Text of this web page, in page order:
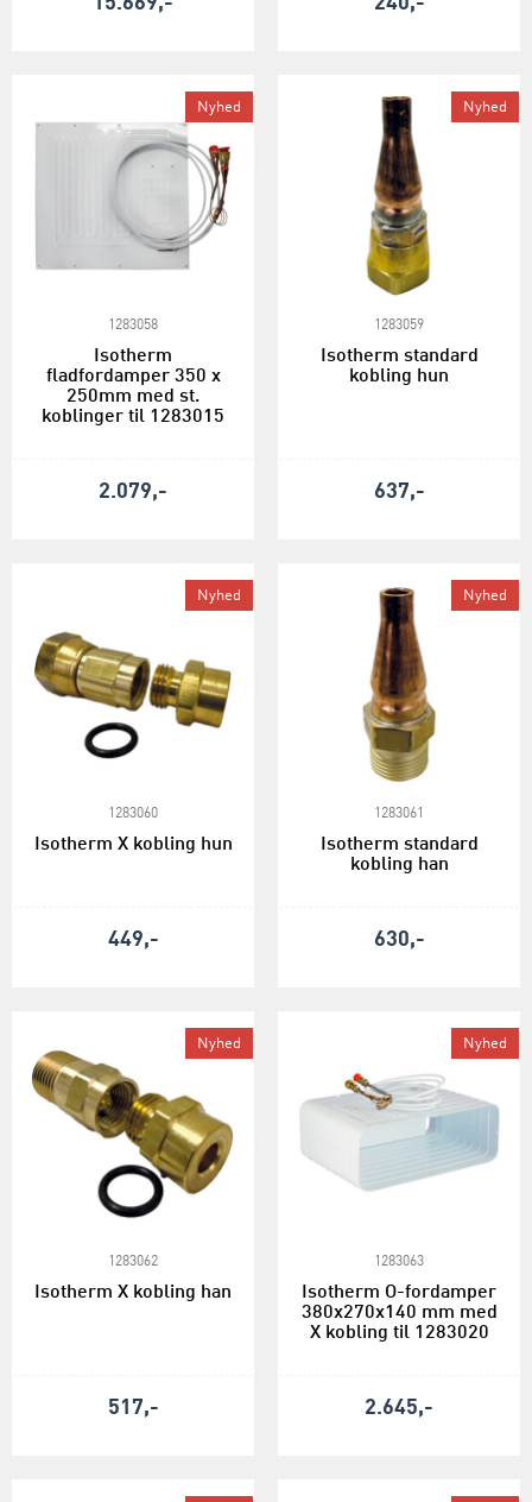
Nyhed
1283058
Isotherm
fladfordamper 350 x
250mm med st.
koblinger til 1283015
2.079,-
Nyhed
1283059
Isotherm standard
kobling hun
637,-
Nyhed
1283060
Isotherm X kobling hun
449,-
Nyhed
1283061
Isotherm standard
kobling han
630,-
Nyhed
1283062
Isotherm X kobling han
517,-
Nyhed
1283063
Isotherm O-fordamper
380x270x140 mm med
X kobling til 1283020
2.645,-